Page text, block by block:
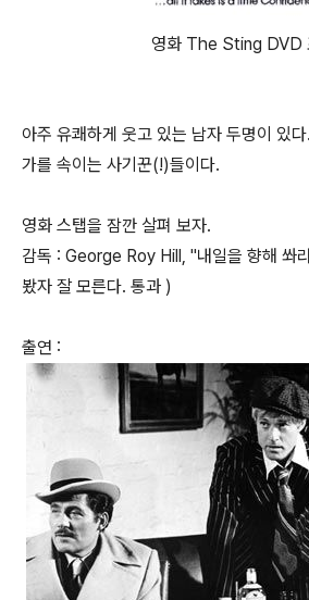
영화 The Sting DVD
아주 유쾌하게 웃고 있는 남자 두명이 있
가를 속이는 사기꾼(!)들이다.
영화 스탭을 잠깐 살펴 보자.
감독 : George Roy Hill, "내일을 향해 쏴
봤자 잘 모른다. 통과 )
출연 :